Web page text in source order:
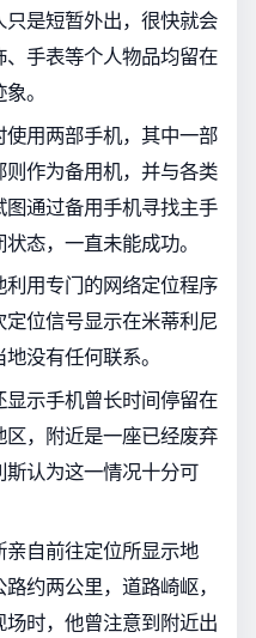
是短暂外出，很快就会
手表等个人物品均留在
。
用两部手机，其中一部
作为备用机，并与各类
通过备用手机寻找主手
态，一直未能成功。
用专门的网络定位程序
位信号显示在米蒂利尼
没有任何联系。
示手机曾长时间停留在
，附近是一座已经废弃
认为这一情况十分可
自前往定位所显示地
约两公里，道路崎岖，
时，他曾注意到附近出